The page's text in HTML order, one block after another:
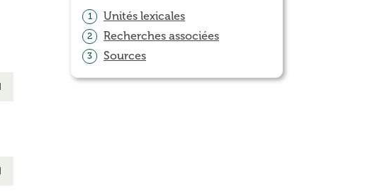
1 Unités lexicales
2 Recherches associées
3 Sources